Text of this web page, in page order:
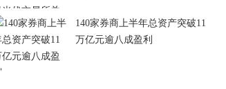
140家券商上半年总资产突破11
万亿元逾八成盈利